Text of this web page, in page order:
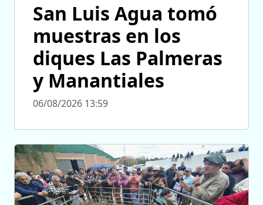
San Luis Agua tomó
muestras en los
diques Las Palmeras
y Manantiales
06/08/2026 13:59